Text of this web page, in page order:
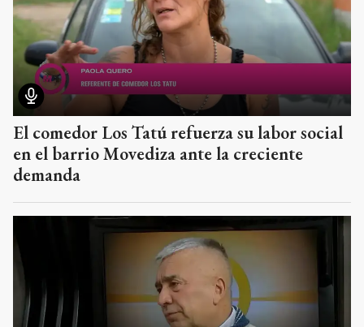
El comedor Los Tatú refuerza su labor social
en el barrio Movediza ante la creciente
demanda